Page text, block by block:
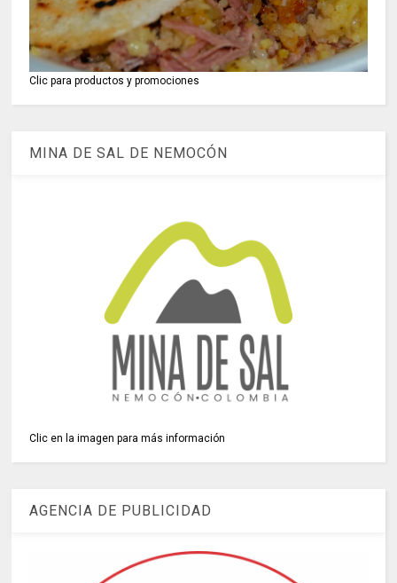
Clic para productos y promociones
MINA DE SAL DE NEMOCÓN
Clic en la imagen para más información
AGENCIA DE PUBLICIDAD